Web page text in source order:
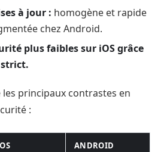
à jour : homogène et rapide
chez Android.
plus faibles sur iOS grâce
les principaux contrastes en
:
ANDROID